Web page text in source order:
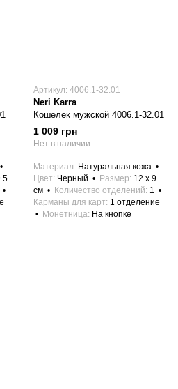
Артикул: 4006.1-32.01
Neri Karra
Кошелек мужской 4006.1-32.01
1 009 грн
Нет в наличии
Материал
Натуральная кожа
Цвет Черный Размер 12 x 9
см
Количество отделений 1
Карманы для карт 1 отделение
Монетница На кнопке